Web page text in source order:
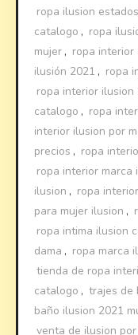
ropa ilusion
catalogo , ropa
mujer , ropa interior
ilusión 2021 , ropa
ropa interior ilusion
catalogo , ropa
interior ilusion por
precios , ropa
ropa interior marca
ilusion , ropa
para mujer ilusion ,
ropa intima ilusion
dama , ropa marca
tienda de ropa
catalogo , trajes de
baño ilusion 2021
venta de ilusion